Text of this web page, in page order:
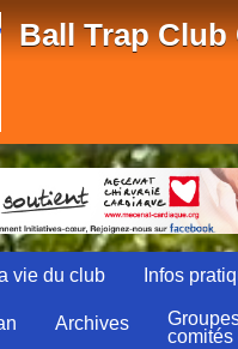
Ball Trap Club
vie du club Infos
Archives
comités
des cookies